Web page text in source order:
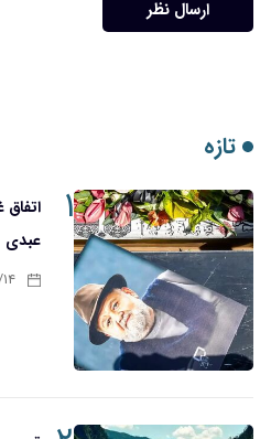
۱
اتفاق غیرمنتظره برای سنگ قبر اکبر
عبدی
۱۴۰۵/۰۵/۱۴ ۲۳:۱۸